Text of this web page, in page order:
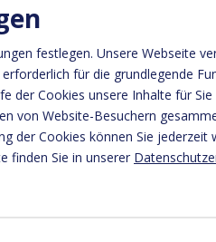
und Winterwanderwege
festlegen. Unsere Webseite
für die grundlegende
der Cookies unsere Inhalte für
von Website-Besuchern
der Cookies können Sie jederzeit
finden Sie in unserer